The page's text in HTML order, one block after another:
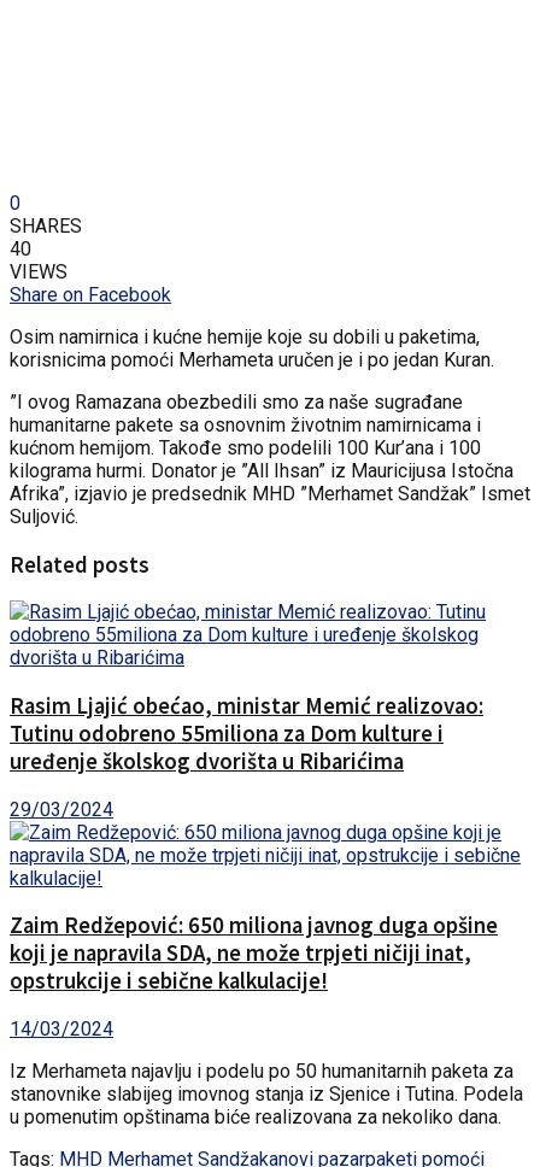
0
SHARES
40
VIEWS
Share on Facebook
Osim namirnica i kućne hemije koje su dobili u paketima,
korisnicima pomoći Merhameta uručen je i po jedan Kuran.
”I ovog Ramazana obezbedili smo za naše sugrađane
humanitarne pakete sa osnovnim životnim namirnicama i
kućnom hemijom. Takođe smo podelili 100 Kur’ana i 100
kilograma hurmi. Donator je ”All Ihsan” iz Mauricijusa Istočna
Afrika”, izjavio je predsednik MHD ”Merhamet Sandžak” Ismet
Suljović.
Related posts
Rasim Ljajić obećao, ministar Memić realizovao:
Tutinu odobreno 55miliona za Dom kulture i
uređenje školskog dvorišta u Ribarićima
29/03/2024
Zaim Redžepović: 650 miliona javnog duga opšine
koji je napravila SDA, ne može trpjeti ničiji inat,
opstrukcije i sebične kalkulacije!
14/03/2024
Iz Merhameta najavlju i podelu po 50 humanitarnih paketa za
stanovnike slabijeg imovnog stanja iz Sjenice i Tutina. Podela
u pomenutim opštinama biće realizovana za nekoliko dana.
Tags: MHD Merhamet Sandžakanovi pazarpaketi pomoći